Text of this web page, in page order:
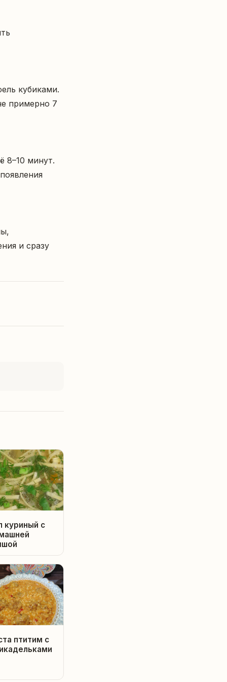
примерно 7
и сразу
куриный с
птитим с